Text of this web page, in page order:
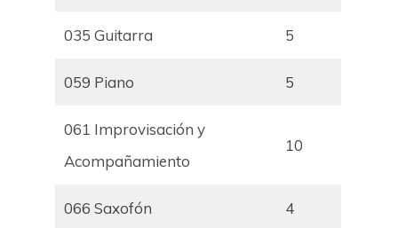
035 Guitarra 5
059 Piano 5
061 Improvisación y
Acompañamiento
10
066 Saxofón 4